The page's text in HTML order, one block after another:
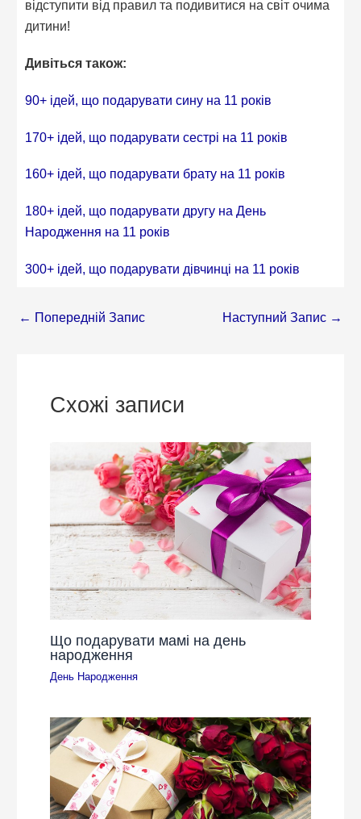
відступити від правил та подивитися на світ очима
дитини!
Дивіться також:
90+ ідей, що подарувати сину на 11 років
170+ ідей, що подарувати сестрі на 11 років
160+ ідей, що подарувати брату на 11 років
180+ ідей, що подарувати другу на День
Народження на 11 років
300+ ідей, що подарувати дівчинці на 11 років
← Попередній Запис Наступний Запис →
Схожі записи
Що подарувати мамі на день
народження
День Народження